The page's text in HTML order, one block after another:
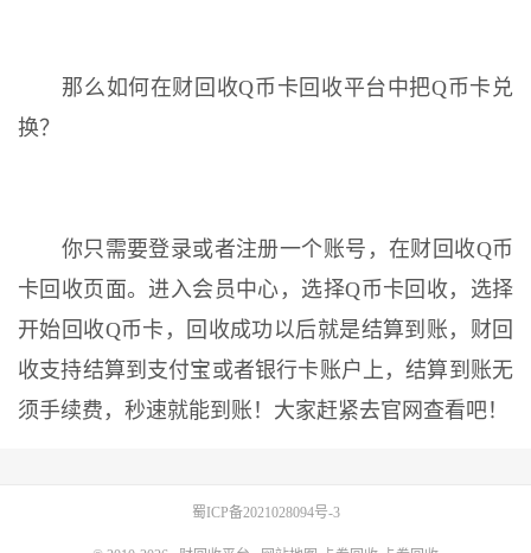
那么如何在财回收Q币卡回收平台中把Q币卡兑
换？
你只需要登录或者注册一个账号，在财回收Q币
卡回收页面。进入会员中心，选择Q币卡回收，选择
开始回收Q币卡，回收成功以后就是结算到账，财回
收支持结算到支付宝或者银行卡账户上，结算到账无
须手续费，秒速就能到账！大家赶紧去官网查看吧！
蜀ICP备2021028094号-3